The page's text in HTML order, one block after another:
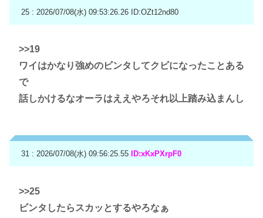
25 : 2026/07/08(水) 09:53:26.26 ID:OZt12nd80
>>19
ワイはかなり強めのビンタしてクビになったことある
で
話しかけるなオーラはええやろそれ以上踏み込まんし
31 : 2026/07/08(水) 09:56:25.55 ID:xKxPXrpF0
>>25
ビンタしたらスカッとするやろなぁ